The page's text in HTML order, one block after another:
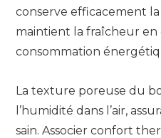
conserve efficacement
maintient la fraîcheur en
consommation
La texture poreuse du
l’humidité dans l’air,
sain. Associer confort